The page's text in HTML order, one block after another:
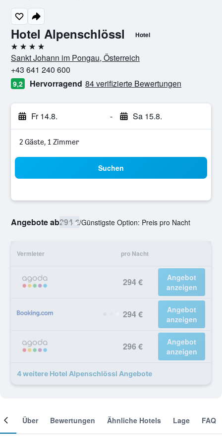
Hotel Alpenschlössl Hotel
4 Sterne
Sankt Johann im Pongau, Österreich
+43 641 240 600
9,2 Hervorragend 84 verifizierte Bewertungen
Fr 14.8. - Sa 15.8.
2 Gäste, 1 Zimmer
Suchen
Angebote ab294 €/Günstigste Option: Preis pro Nacht
Vermieter pro Nacht
294 €
Angebot
anzeigen
294 €
Angebot
anzeigen
296 €
Angebot
anzeigen
4 weitere Hotel Alpenschlössl Angebote
Über Bewertungen Ähnliche Hotels Lage FAQ